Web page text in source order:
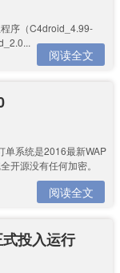
序（C4droid_4.99-
阅读全文
单系统是2016最新WAP
开源没有任何加密。
阅读全文
投入运行